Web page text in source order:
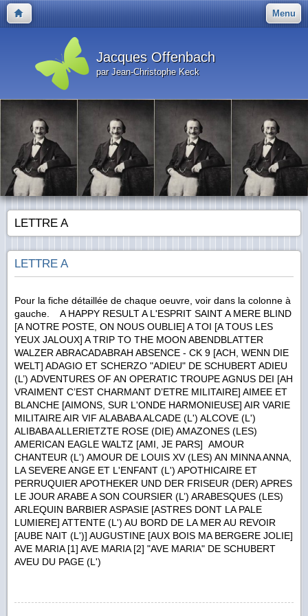
Menu
Jacques Offenbach
par Jean-Christophe Keck
LETTRE A
LETTRE A
Pour la fiche détaillée de chaque oeuvre, voir dans la colonne à
gauche. A HAPPY RESULT A L'ESPRIT SAINT A MERE BLIND
[A NOTRE POSTE, ON NOUS OUBLIE] A TOI [A TOUS LES
YEUX JALOUX] A TRIP TO THE MOON ABENDBLATTER
WALZER ABRACADABRAH ABSENCE - CK 9 [ACH, WENN DIE
WELT] ADAGIO ET SCHERZO "ADIEU" DE SCHUBERT ADIEU
(L’) ADVENTURES OF AN OPERATIC TROUPE AGNUS DEI [AH
VRAIMENT C’EST CHARMANT D’ETRE MILITAIRE] AIMEE ET
BLANCHE [AIMONS, SUR L'ONDE HARMONIEUSE] AIR VARIE
MILITAIRE AIR VIF ALABABA ALCADE (L') ALCOVE (L')
ALIBABA ALLERIETZTE ROSE (DIE) AMAZONES (LES)
AMERICAN EAGLE WALTZ [AMI, JE PARS] AMOUR
CHANTEUR (L') AMOUR DE LOUIS XV (LES) AN MINNA ANNA,
LA SEVERE ANGE ET L'ENFANT (L') APOTHICAIRE ET
PERRUQUIER APOTHEKER UND DER FRISEUR (DER) APRES
LE JOUR ARABE A SON COURSIER (L’) ARABESQUES (LES)
ARLEQUIN BARBIER ASPASIE [ASTRES DONT LA PALE
LUMIERE] ATTENTE (L') AU BORD DE LA MER AU REVOIR
[AUBE NAIT (L')] AUGUSTINE [AUX BOIS MA BERGERE JOLIE]
AVE MARIA [1] AVE MARIA [2] "AVE MARIA" DE SCHUBERT
AVEU DU PAGE (L')